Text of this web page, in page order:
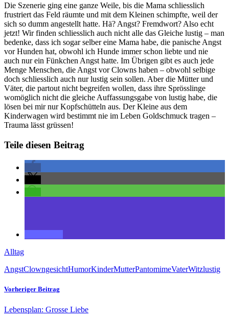
Die Szenerie ging eine ganze Weile, bis die Mama schliesslich
frustriert das Feld räumte und mit dem Kleinen schimpfte, weil der
sich so dumm angestellt hatte. Hä? Angst? Fremdwort? Also echt
jetzt! Wir finden schliesslich auch nicht alle das Gleiche lustig – man
bedenke, dass ich sogar selber eine Mama habe, die panische Angst
vor Hunden hat, obwohl ich Hunde immer schon liebte und nie
auch nur ein Fünkchen Angst hatte. Im Übrigen gibt es auch jede
Menge Menschen, die Angst vor Clowns haben – obwohl selbige
doch schliesslich auch nur lustig sein sollen. Aber die Mütter und
Väter, die partout nicht begreifen wollen, dass ihre Sprösslinge
womöglich nicht die gleiche Auffassungsgabe von lustig habe, die
lösen bei mir nur Kopfschütteln aus. Der Kleine aus dem
Kinderwagen wird bestimmt nie im Leben Goldschmuck tragen –
Trauma lässt grüssen!
Teile diesen Beitrag
Alltag
AngstClowngesichtHumorKinderMutterPantomimeVaterWitzlustig
Vorheriger Beitrag
Lebensplan: Grosse Liebe